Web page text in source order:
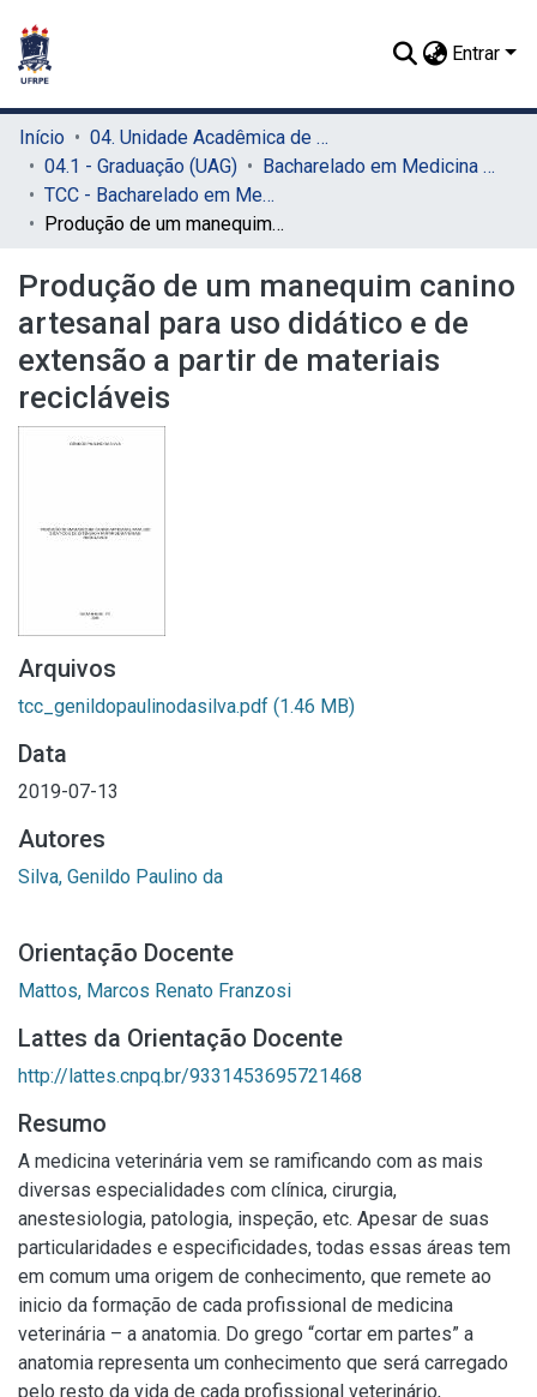
Entrar
Início
04. Unidade Acadêmica de Garanhuns (UAG)
04.1 - Graduação (UAG)
Bacharelado em Medicina Veterinária (UAG)
TCC - Bacharelado em Medicina Veterinária (UAG)
Produção de um manequim canino artesanal para uso didático e de extensão a partir de materiais recicláveis
Produção de um manequim canino
artesanal para uso didático e de
extensão a partir de materiais
recicláveis
Arquivos
tcc_genildopaulinodasilva.pdf (1.46 MB)
Data
2019-07-13
Autores
Silva, Genildo Paulino da
Orientação Docente
Mattos, Marcos Renato Franzosi
Lattes da Orientação Docente
http://lattes.cnpq.br/9331453695721468
Resumo
A medicina veterinária vem se ramificando com as mais
diversas especialidades com clínica, cirurgia,
anestesiologia, patologia, inspeção, etc. Apesar de suas
particularidades e especificidades, todas essas áreas tem
em comum uma origem de conhecimento, que remete ao
inicio da formação de cada profissional de medicina
veterinária – a anatomia. Do grego “cortar em partes” a
anatomia representa um conhecimento que será carregado
pelo resto da vida de cada profissional veterinário,